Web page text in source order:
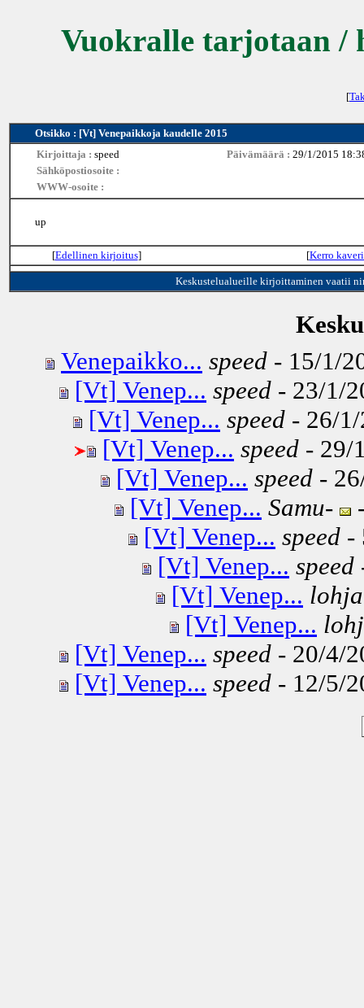
Vuokralle tarjotaan /
[
Otsikko : [Vt] Venepaikkoja kaudelle 2015
Kirjoittaja : speed Päivämäärä : 29/1/2015
Sähköpostiosoite :
WWW-osoite :
up
[Edellinen kirjoitus] [Kerro
Keskustelualueille kirjoittaminen vaatii
Venepaikko... speed - 15/1/
[Vt] Venep... speed - 23/1/
[Vt] Venep... speed - 26/
[Vt] Venep... speed - 29/
[Vt] Venep... speed -
[Vt] Venep... Samu-
[Vt] Venep... speed -
[Vt] Venep... speed
[Vt] Venep...
[Vt] Venep...
[Vt] Venep... speed - 20/4/
[Vt] Venep... speed - 12/5/